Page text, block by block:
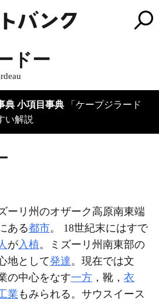
ドー
典 小項目事典 「ケープジラード
い解説
ーリ州のオザーク高原南東端
ある都市。 18世紀末にはすで
が入植。ミズーリ州南東部の
地として発達。現在では文
の中心をなす一方 ，靴， 衣
業 もみられる。サウスイース